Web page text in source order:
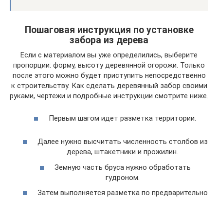
Пошаговая инструкция по установке
забора из дерева
Если с материалом вы уже определились, выберите
пропорции: форму, высоту деревянной огорожи. Только
после этого можно будет приступить непосредственно
к строительству. Как сделать деревянный забор своими
руками, чертежи и подробные инструкции смотрите ниже.
Первым шагом идет разметка территории.
Далее нужно высчитать численность столбов из
дерева, штакетники и прожилин.
Земную часть бруса нужно обработать
гудроном.
Затем выполняется разметка по предварительно